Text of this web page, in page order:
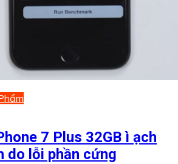
7 Plus 32GB ì ạch
do lỗi phần cứng